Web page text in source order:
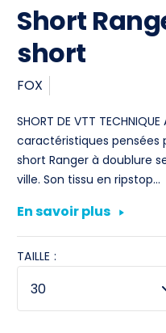
Short
short
FOX
SHORT DE VTT
caractéristiques pensées
short Ranger à doublure
ville. Son tissu en ripstop…
En savoir plus
TAILLE :